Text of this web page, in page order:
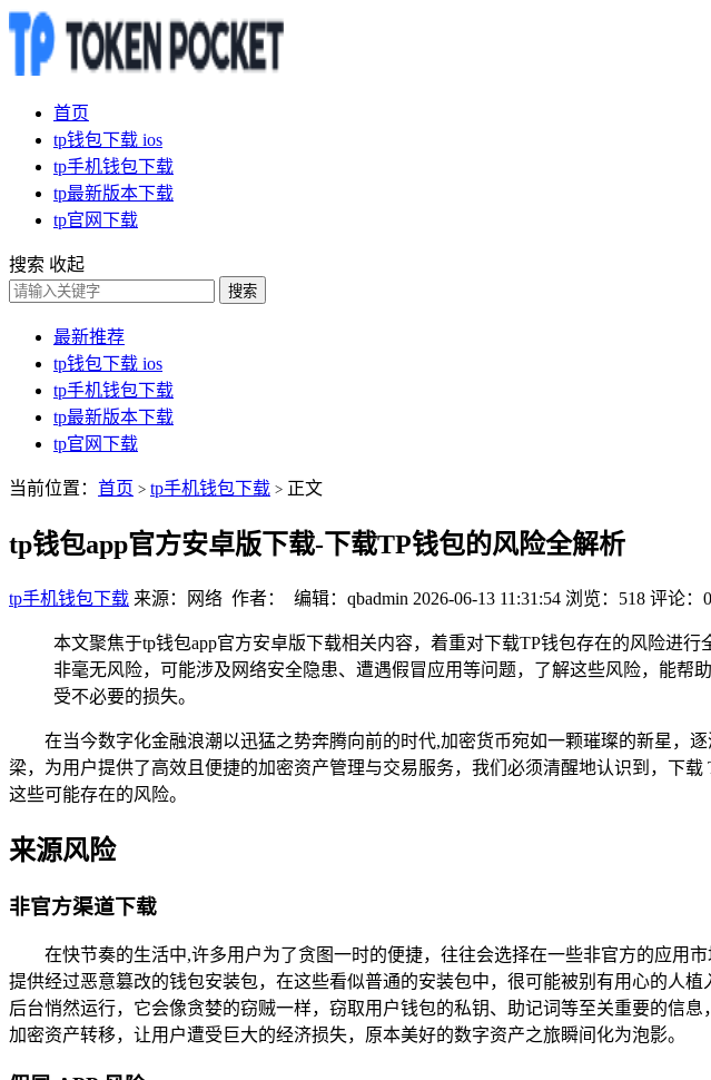
首页
tp钱包下载 ios
tp手机钱包下载
tp最新版本下载
tp官网下载
搜索 收起
搜索
最新推荐
tp钱包下载 ios
tp手机钱包下载
tp最新版本下载
tp官网下载
当前位置： 首页 > tp手机钱包下载 > 正文
tp钱包app官方安卓版下载-下载TP钱包的风险全解析
tp手机钱包下载 来源：网络 作者： 编辑：qbadmin 2026-06-13 11:31:54 浏览：518 评论：0
本文聚焦于tp钱包app官方安卓版下载相关内容，着重对下载TP钱包存在的风险进
非毫无风险，可能涉及网络安全隐患、遭遇假冒应用等问题，了解这些风险，能
受不必要的损失。
在当今数字化金融浪潮以迅猛之势奔腾向前的时代,加密货币宛如一颗璀璨的新星，
梁，为用户提供了高效且便捷的加密资产管理与交易服务，我们必须清醒地认识到，下
这些可能存在的风险。
来源风险
非官方渠道下载
在快节奏的生活中,许多用户为了贪图一时的便捷，往往会选择在一些非官方的应用
提供经过恶意篡改的钱包安装包，在这些看似普通的安装包中，很可能被别有用心的人
后台悄然运行，它会像贪婪的窃贼一样，窃取用户钱包的私钥、助记词等至关重要的信
加密资产转移，让用户遭受巨大的经济损失，原本美好的数字资产之旅瞬间化为泡影。